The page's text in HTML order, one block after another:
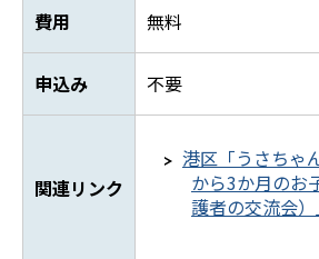
費用 無料
申込み 不要
関連リンク
港区「うさちゃ
から3か月のお
護者の交流会）